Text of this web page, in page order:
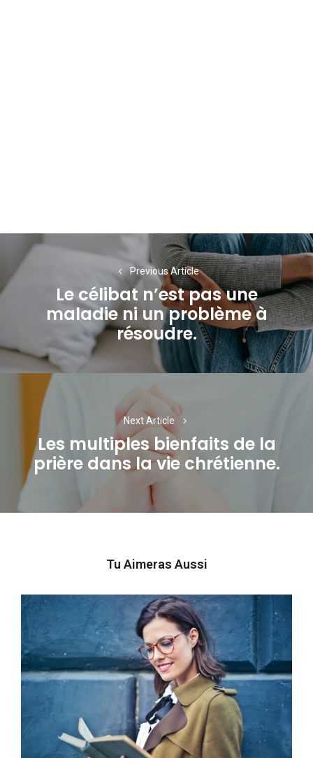
Navigation
de
l’article
Previous Article
Previous
post:
Le célibat n’est pas une
maladie ni un problème à
résoudre.
Next Article
Next
post:
Les multiples bienfaits de la
prière dans la vie chrétienne.
Tu Aimeras Aussi